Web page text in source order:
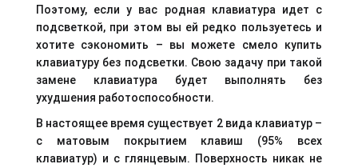
Поэтому, если у вас родная клавиатура идет с
подсветкой, при этом вы ей редко пользуетесь и
хотите сэкономить – вы можете смело купить
клавиатуру без подсветки. Свою задачу при такой
замене клавиатура будет выполнять без
ухудшения работоспособности.
В настоящее время существует 2 вида клавиатур –
с матовым покрытием клавиш (95% всех
клавиатур) и с глянцевым. Поверхность никак не